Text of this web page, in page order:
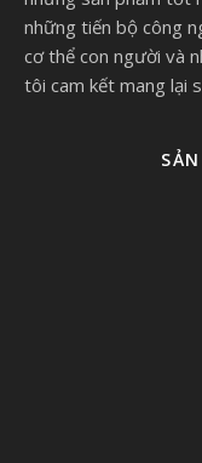
Lau nhẹ với nước
Tránh phơi trực
ASICS, được viết tắt